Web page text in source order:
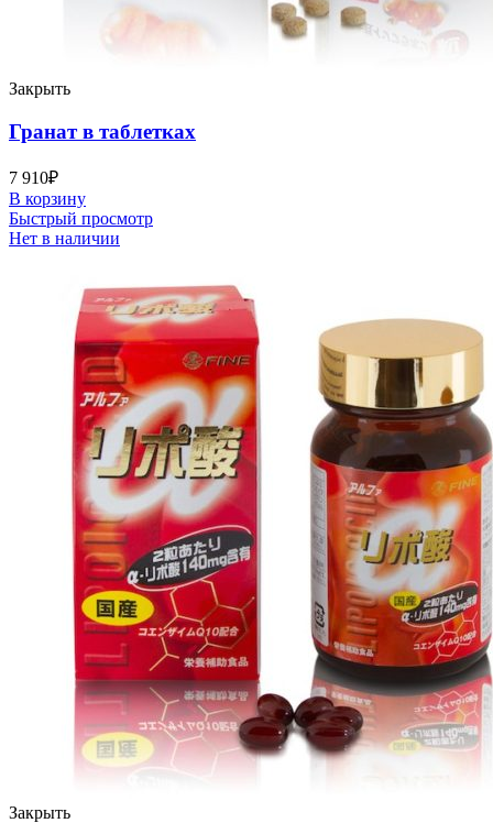
Закрыть
Гранат в таблетках
7 910₽
В корзину
Быстрый просмотр
Нет в наличии
Закрыть